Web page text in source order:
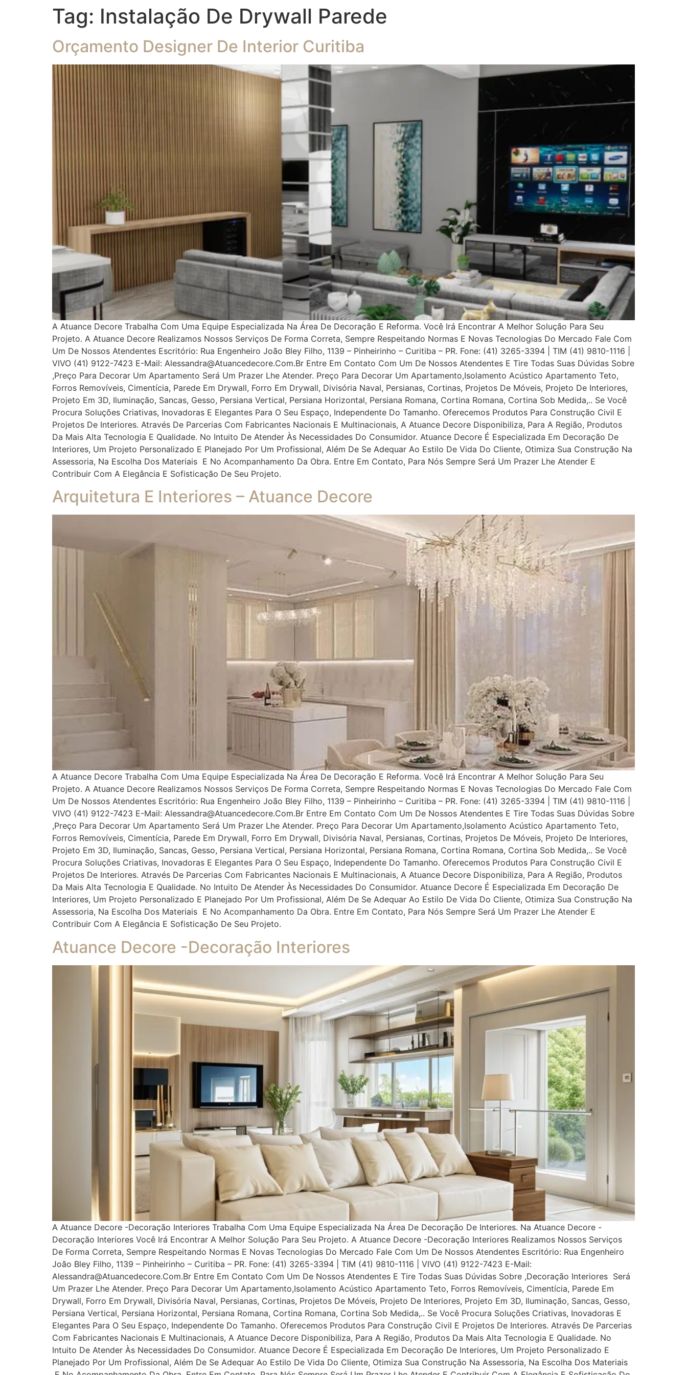
Tag: Instalação De Drywall Parede
Orçamento Designer De Interior Curitiba
A Atuance Decore Trabalha Com Uma Equipe Especializada Na Área De Decoração E Reforma. Você Irá Encontrar A Melhor Solução Para Seu
Projeto. A Atuance Decore Realizamos Nossos Serviços De Forma Correta, Sempre Respeitando Normas E Novas Tecnologias Do Mercado Fale Com
Um De Nossos Atendentes Escritório: Rua Engenheiro João Bley Filho, 1139 – Pinheirinho – Curitiba – PR. Fone: (41) 3265-3394 | TIM (41) 9810-1116 |
VIVO (41) 9122-7423 E-Mail: Alessandra@atuancedecore.com.br Entre Em Contato Com Um De Nossos Atendentes E Tire Todas Suas Dúvidas Sobre
,Preço Para Decorar Um Apartamento Será Um Prazer Lhe Atender. Preço Para Decorar Um Apartamento,Isolamento Acústico Apartamento Teto,
Forros Removíveis, Cimentícia, Parede Em Drywall, Forro Em Drywall, Divisória Naval, Persianas, Cortinas, Projetos De Móveis, Projeto De Interiores,
Projeto Em 3D, Iluminação, Sancas, Gesso, Persiana Vertical, Persiana Horizontal, Persiana Romana, Cortina Romana, Cortina Sob Medida,.. Se Você
Procura Soluções Criativas, Inovadoras E Elegantes Para O Seu Espaço, Independente Do Tamanho. Oferecemos Produtos Para Construção Civil E
Projetos De Interiores. Através De Parcerias Com Fabricantes Nacionais E Multinacionais, A Atuance Decore Disponibiliza, Para A Região, Produtos
Da Mais Alta Tecnologia E Qualidade. No Intuito De Atender Às Necessidades Do Consumidor. Atuance Decore É Especializada Em Decoração De
Interiores, Um Projeto Personalizado E Planejado Por Um Profissional, Além De Se Adequar Ao Estilo De Vida Do Cliente, Otimiza Sua Construção Na
Assessoria, Na Escolha Dos Materiais E No Acompanhamento Da Obra. Entre Em Contato, Para Nós Sempre Será Um Prazer Lhe Atender E
Contribuir Com A Elegância E Sofisticação De Seu Projeto.
Arquitetura E Interiores – Atuance Decore
A Atuance Decore Trabalha Com Uma Equipe Especializada Na Área De Decoração E Reforma. Você Irá Encontrar A Melhor Solução Para Seu
Projeto. A Atuance Decore Realizamos Nossos Serviços De Forma Correta, Sempre Respeitando Normas E Novas Tecnologias Do Mercado Fale Com
Um De Nossos Atendentes Escritório: Rua Engenheiro João Bley Filho, 1139 – Pinheirinho – Curitiba – PR. Fone: (41) 3265-3394 | TIM (41) 9810-1116 |
VIVO (41) 9122-7423 E-Mail: Alessandra@atuancedecore.com.br Entre Em Contato Com Um De Nossos Atendentes E Tire Todas Suas Dúvidas Sobre
,Preço Para Decorar Um Apartamento Será Um Prazer Lhe Atender. Preço Para Decorar Um Apartamento,Isolamento Acústico Apartamento Teto,
Forros Removíveis, Cimentícia, Parede Em Drywall, Forro Em Drywall, Divisória Naval, Persianas, Cortinas, Projetos De Móveis, Projeto De Interiores,
Projeto Em 3D, Iluminação, Sancas, Gesso, Persiana Vertical, Persiana Horizontal, Persiana Romana, Cortina Romana, Cortina Sob Medida,.. Se Você
Procura Soluções Criativas, Inovadoras E Elegantes Para O Seu Espaço, Independente Do Tamanho. Oferecemos Produtos Para Construção Civil E
Projetos De Interiores. Através De Parcerias Com Fabricantes Nacionais E Multinacionais, A Atuance Decore Disponibiliza, Para A Região, Produtos
Da Mais Alta Tecnologia E Qualidade. No Intuito De Atender Às Necessidades Do Consumidor. Atuance Decore É Especializada Em Decoração De
Interiores, Um Projeto Personalizado E Planejado Por Um Profissional, Além De Se Adequar Ao Estilo De Vida Do Cliente, Otimiza Sua Construção Na
Assessoria, Na Escolha Dos Materiais E No Acompanhamento Da Obra. Entre Em Contato, Para Nós Sempre Será Um Prazer Lhe Atender E
Contribuir Com A Elegância E Sofisticação De Seu Projeto.
Atuance Decore -Decoração Interiores
A Atuance Decore -Decoração Interiores Trabalha Com Uma Equipe Especializada Na Área De Decoração De Interiores. Na Atuance Decore -
Decoração Interiores Você Irá Encontrar A Melhor Solução Para Seu Projeto. A Atuance Decore -Decoração Interiores Realizamos Nossos Serviços
De Forma Correta, Sempre Respeitando Normas E Novas Tecnologias Do Mercado Fale Com Um De Nossos Atendentes Escritório: Rua Engenheiro
João Bley Filho, 1139 – Pinheirinho – Curitiba – PR. Fone: (41) 3265-3394 | TIM (41) 9810-1116 | VIVO (41) 9122-7423 E-Mail:
Alessandra@atuancedecore.com.br Entre Em Contato Com Um De Nossos Atendentes E Tire Todas Suas Dúvidas Sobre ,Decoração Interiores Será
Um Prazer Lhe Atender. Preço Para Decorar Um Apartamento,Isolamento Acústico Apartamento Teto, Forros Removíveis, Cimentícia, Parede Em
Drywall, Forro Em Drywall, Divisória Naval, Persianas, Cortinas, Projetos De Móveis, Projeto De Interiores, Projeto Em 3D, Iluminação, Sancas, Gesso,
Persiana Vertical, Persiana Horizontal, Persiana Romana, Cortina Romana, Cortina Sob Medida,.. Se Você Procura Soluções Criativas, Inovadoras E
Elegantes Para O Seu Espaço, Independente Do Tamanho. Oferecemos Produtos Para Construção Civil E Projetos De Interiores. Através De Parcerias
Com Fabricantes Nacionais E Multinacionais, A Atuance Decore Disponibiliza, Para A Região, Produtos Da Mais Alta Tecnologia E Qualidade. No
Intuito De Atender Às Necessidades Do Consumidor. Atuance Decore É Especializada Em Decoração De Interiores, Um Projeto Personalizado E
Planejado Por Um Profissional, Além De Se Adequar Ao Estilo De Vida Do Cliente, Otimiza Sua Construção Na Assessoria, Na Escolha Dos Materiais